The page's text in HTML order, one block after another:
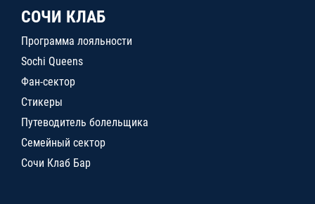
СОЧИ КЛАБ
Программа лояльности
Sochi Queens
Фан-сектор
Стикеры
Путеводитель болельщика
Семейный сектор
Сочи Клаб Бар